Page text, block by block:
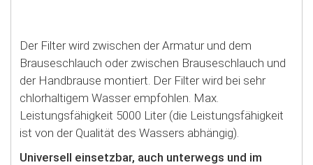
Der Filter wird zwischen der Armatur und dem
Brauseschlauch oder zwischen Brauseschlauch und
der Handbrause montiert. Der Filter wird bei sehr
chlorhaltigem Wasser empfohlen. Max.
Leistungsfähigkeit 5000 Liter (die Leistungsfähigkeit
ist von der Qualität des Wassers abhängig).
Universell einsetzbar, auch unterwegs und im